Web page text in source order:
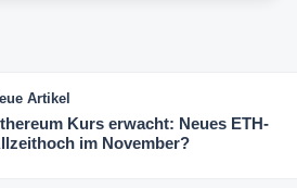
Artikel
Kurs erwacht: Neues ETH-
im November?